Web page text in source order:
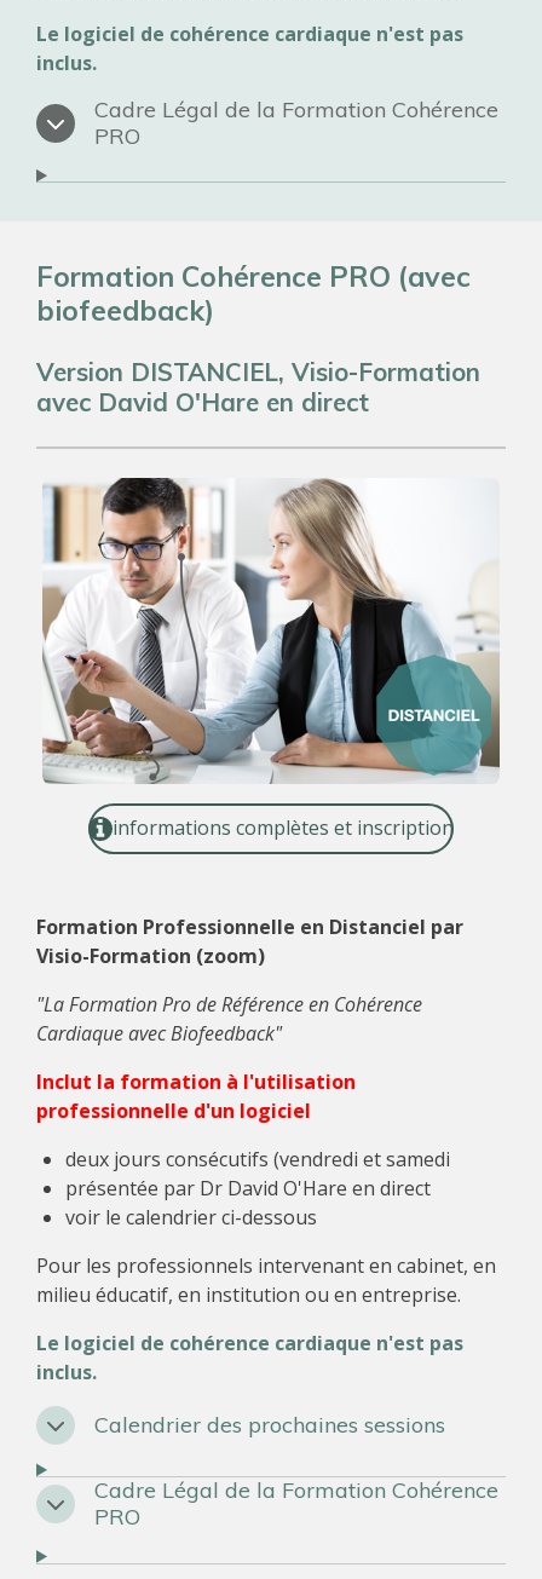
Le logiciel de cohérence cardiaque n'est pas
inclus.
Cadre Légal de la Formation Cohérence
PRO
Formation Cohérence PRO (avec
biofeedback)
Version DISTANCIEL, Visio-Formation
avec David O'Hare en direct
informations complètes et inscription
Formation Professionnelle en Distanciel par
Visio-Formation (zoom)
"La Formation Pro de Référence en Cohérence
Cardiaque avec Biofeedback"
Inclut la formation à l'utilisation
professionnelle d'un logiciel
deux jours consécutifs (vendredi et samedi
présentée par Dr David O'Hare en direct
voir le calendrier ci-dessous
Pour les professionnels intervenant en cabinet, en
milieu éducatif, en institution ou en entreprise.
Le logiciel de cohérence cardiaque n'est pas
inclus.
Calendrier des prochaines sessions
Cadre Légal de la Formation Cohérence
PRO